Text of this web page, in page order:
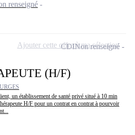
renseigné
(H/F)
un établissement de santé privé situé à 10 min
H/F pour un contrat en contrat à pourvoir
CDINon renseigné
Ajouter cette offre à ma sélection